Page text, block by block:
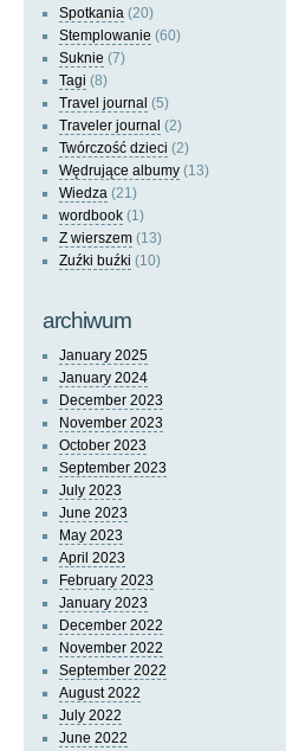
Spotkania (20)
Stemplowanie (60)
Suknie (7)
Tagi (8)
Travel journal (5)
Traveler journal (2)
Twórczość dzieci (2)
Wędrujące albumy (13)
Wiedza (21)
wordbook (1)
Z wierszem (13)
Zuźki buźki (10)
archiwum
January 2025
January 2024
December 2023
November 2023
October 2023
September 2023
July 2023
June 2023
May 2023
April 2023
February 2023
January 2023
December 2022
November 2022
September 2022
August 2022
July 2022
June 2022